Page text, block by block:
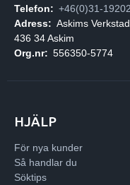
Telefon: +46(0)31-
Adress: Askims
436 34 Askim
Org.nr: 556350-5774
HJÄLP
För nya kunder
Så handlar du
Söktips